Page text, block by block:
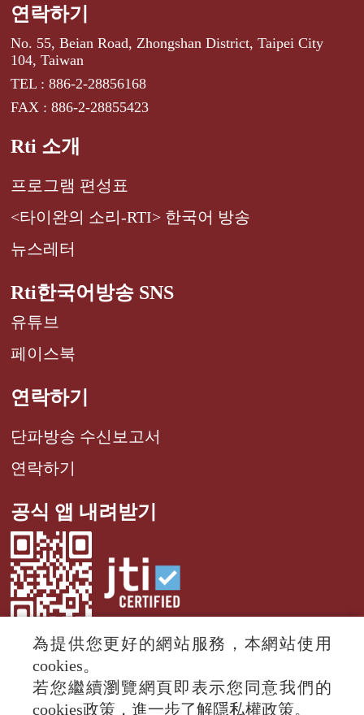
연락하기
No. 55, Beian Road, Zhongshan District, Taipei City
104, Taiwan
TEL : 886-2-28856168
FAX : 886-2-28855423
Rti 소개
프로그램 편성표
<타이완의 소리-RTI> 한국어 방송
뉴스레터
Rti한국어방송 SNS
유튜브
페이스북
연락하기
단파방송 수신보고서
연락하기
공식 앱 내려받기
© 2024 RTI (Radio Taiwan International).
All rights reserved.
為提供您更好的網站服務，本網站使用
cookies。
若您繼續瀏覽網頁即表示您同意我們的
cookies政策，進一步了解隱私權政策。